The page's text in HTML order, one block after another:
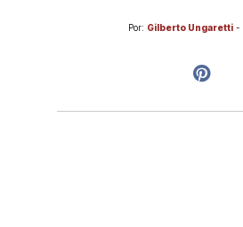
Por: Gilberto Ungaretti -